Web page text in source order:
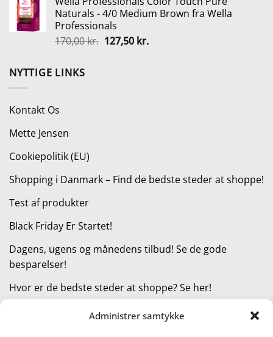
Administrer samtykke
var:
1.500,00 kr..
er:
1.125,00 kr..
Naturals - 4/0 Medium Brown fra Wella
Professionals
170,00kr. Den
127,50 kr.Den
NYTTIGE LINKS
Kontakt Os
Mette Jensen
Cookiepolitik (EU)
Shopping i Danmark – Find de bedste steder at shoppe!
Test af produkter
Black Friday Er Startet!
Dagens, ugens og månedens tilbud! Se de gode
besparelser!
Hvor er de bedste steder at shoppe? Se her!